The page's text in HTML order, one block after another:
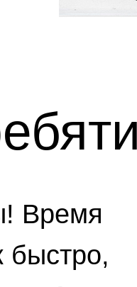
Время
быстро,